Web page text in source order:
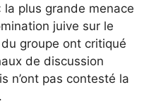
plus grande menace
juive sur le
groupe ont critiqué
de discussion
n’ont pas contesté la